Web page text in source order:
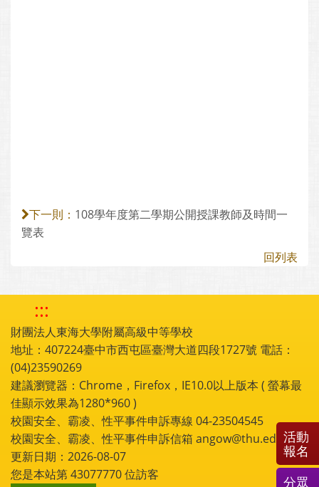
下一則： 108學年度第二學期公開授課教師及時間一
覽表
回列表
:::
財團法人東海大學附屬高級中等學校
地址：407224臺中市西屯區臺灣大道四段1727號 電話：
(04)23590269
建議瀏覽器：Chrome，Firefox，IE10.0以上版本 ( 螢幕最
佳顯示效果為1280*960 )
校園安全、霸凌、性平事件申訴專線 04-23504545
校園安全、霸凌、性平事件申訴信箱 angow@thu.edu.tw
更新日期：2026-08-07
您是本站第43077770位訪客
活動
報名
分眾